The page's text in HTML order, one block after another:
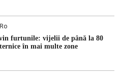
furtunile: vijelii de până la 80
în mai multe zone